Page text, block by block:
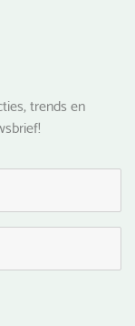
trends en